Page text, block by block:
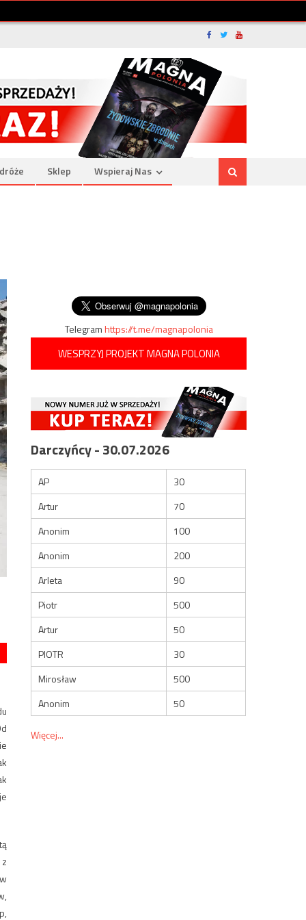
Sklep Wspieraj Nas
Telegramhttps://t.me/magnapolonia
WESPRZYJ PROJEKT MAGNA POLONIA
Darczyńcy - 30.07.2026
AP
30
Artur
70
Anonim
100
Anonim
200
Arleta
90
Piotr
500
Artur
50
PIOTR
30
Mirosław
500
Anonim
50
Więcej...